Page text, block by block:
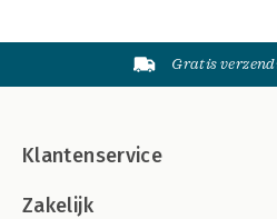
Gratis
Klantenservice
Zakelijk